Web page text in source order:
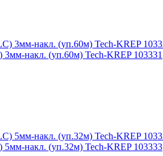
накл. (уп.60м) Tech-KREP 103331
накл. (уп.32м) Tech-KREP 103333